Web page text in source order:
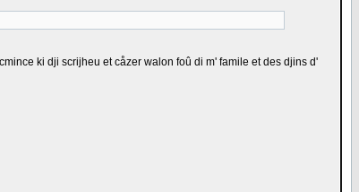
ki dji scrijheu et cåzer walon foû di m' famile et des djins d'